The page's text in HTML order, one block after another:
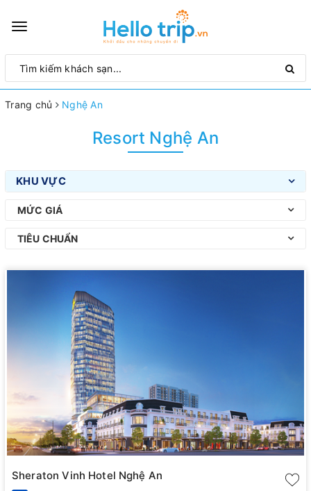
Toggle
Trang chủ Nghệ An
Resort Nghệ An
KHU VỰC
MỨC GIÁ
TIÊU CHUẨN
Sheraton Vinh Hotel Nghệ An